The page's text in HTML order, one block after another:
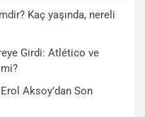
Kaç yaşında, nereli
Girdi: Atlético ve
Aksoy’dan Son